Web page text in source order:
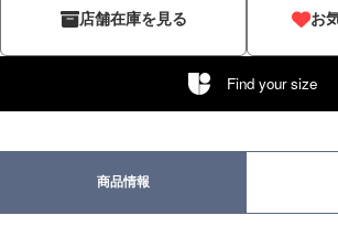
店舗在庫を見る お
Find your size
商品情報